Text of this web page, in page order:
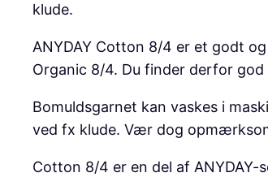
klude.
ANYDAY Cotton 8/4 er et godt
Organic 8/4. Du finder derfor
Bomuldsgarnet kan vaskes i
ved fx klude. Vær dog
Cotton 8/4 er en del af